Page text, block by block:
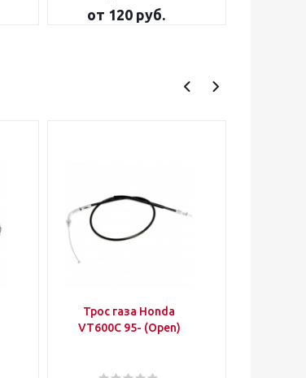
от 120 руб.
Трос газа Honda
VT600C 95- (Open)